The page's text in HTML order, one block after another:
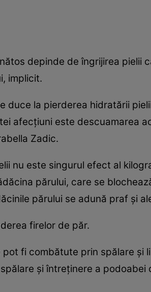
depinde de îngrijirea pielii
implicit.
duce la pierderea hidratării
afecţiuni este descuamarea
Zadic.
nu este singurul efect al
părului, care se
părului se adună praf şi
firelor de păr.
fi combătute prin spălare şi
şi întreţinere a